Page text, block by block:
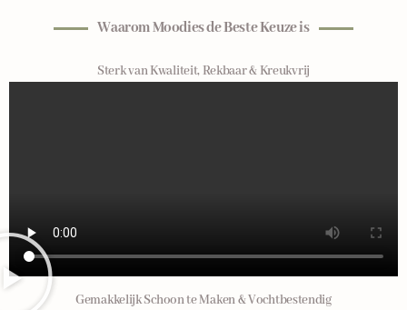
Waarom Moodies de Beste Keuze is
Sterk van Kwaliteit, Rekbaar & Kreukvrij
Gemakkelijk Schoon te Maken & Vochtbestendig